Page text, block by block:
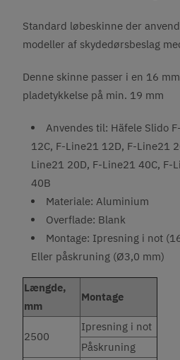
Standard løbeskinne der
modeller af skydedørsbeslag
Denne skinne passer i en 16
pladetykkelse på min. 19 mm
Anvendes til: Häfele Slido
12C, F-Line21 12D, F-Line21
Line21 20D, F-Line21 40C, F-
40B
Materiale: Aluminium
Overflade: Blank
Montage: Ipresning i not
Eller påskruning (Ø3,0 mm)
Længde,
mm
Montage
2500
Ipresning i not
Påskruning